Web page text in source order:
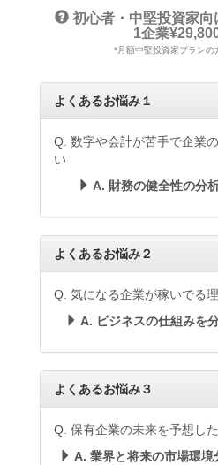
初心者・中堅投資家
1企業
*月額中堅投資家プランの
よくあるお悩み１
Q. 数字や会計が苦手で企業
い
A. 財務の健全性の分
よくあるお悩み２
Q. 気になる企業が稼いでる
A. ビジネスの仕組みを
よくあるお悩み３
Q. 保有企業の未来を予想し
A. 業界と将来の市場環